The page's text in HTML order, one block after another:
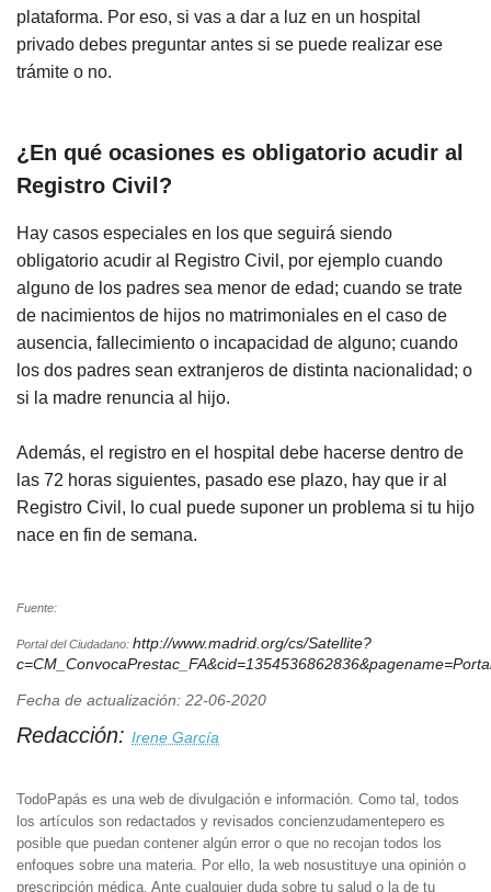
plataforma. Por eso, si vas a dar a luz en un hospital
privado debes preguntar antes si se puede realizar ese
trámite o no.
¿En qué ocasiones es obligatorio acudir al
Registro Civil?
Hay casos especiales en los que seguirá siendo
obligatorio acudir al Registro Civil, por ejemplo cuando
alguno de los padres sea menor de edad; cuando se trate
de nacimientos de hijos no matrimoniales en el caso de
ausencia, fallecimiento o incapacidad de alguno; cuando
los dos padres sean extranjeros de distinta nacionalidad; o
si la madre renuncia al hijo.
Además, el registro en el hospital debe hacerse dentro de
las 72 horas siguientes, pasado ese plazo, hay que ir al
Registro Civil, lo cual puede suponer un problema si tu hijo
nace en fin de semana.
Fuente:
Portal del Ciudadano: http://www.madrid.org/cs/Satellite?
Fecha de actualización: 22-06-2020
Redacción: Irene García
TodoPapás es una web de divulgación e información. Como tal, todos
los artículos son redactados y revisados concienzudamentepero es
posible que puedan contener algún error o que no recojan todos los
enfoques sobre una materia. Por ello, la web nosustituye una opinión o
prescripción médica. Ante cualquier duda sobre tu salud o la de tu